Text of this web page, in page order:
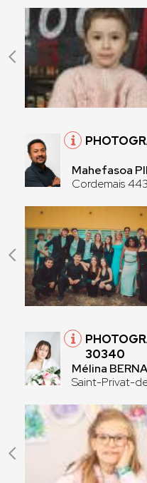
Mahefasoa
Cordemais
30340
Mélina
Saint-Privat-